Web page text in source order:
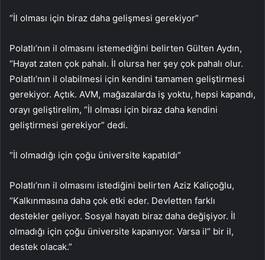
“İl olması için biraz daha gelişmesi gerekiyor”
Polatlı’nın il olmasını istemediğini belirten Gülten Aydın,
“Hayat zaten çok pahalı. İl olursa her şey çok pahalı olur.
Polatlı’nın il olabilmesi için kendini tamamen geliştirmesi
gerekiyor. Açtık. AVM, mağazalarda iş yoktu, hepsi kapandı,
orayı geliştirelim, “İl olması için biraz daha kendini
geliştirmesi gerekiyor” dedi.
“İl olmadığı için çoğu üniversite kapatıldı”
Polatlı’nın il olmasını istediğini belirten Aziz Kaliçoğlu,
“Kalkınmasına daha çok etki eder. Devletten farklı
destekler geliyor. Sosyal hayatı biraz daha değişiyor. İl
olmadığı için çoğu üniversite kapanıyor. Varsa il” bir il,
destek olacak.”